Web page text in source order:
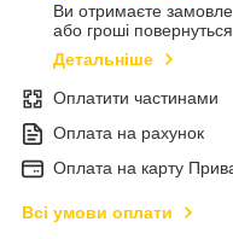
Ви отримаєте
або гроші
Детальніше
Оплатити частинами
Оплата на рахунок
Оплата на карту
Всі умови оплати